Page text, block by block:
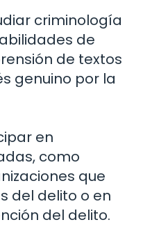
criminología
de
de textos
genuino por la
en
como
que
del delito o en
del delito.